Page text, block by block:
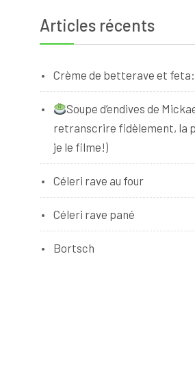
Articles récents
Crème de betterave et feta:
Soupe d’endives de
retranscrire fidèlement, la
je le filme!)
Céleri rave au four
Céleri rave pané
Bortsch